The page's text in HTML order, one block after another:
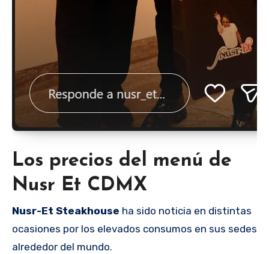
Los precios del menú de
Nusr Et CDMX
Nusr-Et Steakhouse ha sido noticia en distintas
ocasiones por los elevados consumos en sus sedes
alrededor del mundo.